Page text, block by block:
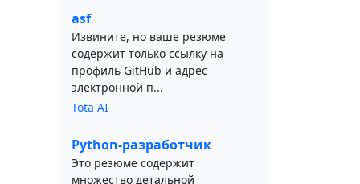
asf
Извините, но ваше резюме
содержит только ссылку на
профиль GitHub и адрес
электронной п...
Tota AI
Python-разработчик
Это резюме содержит
множество детальной